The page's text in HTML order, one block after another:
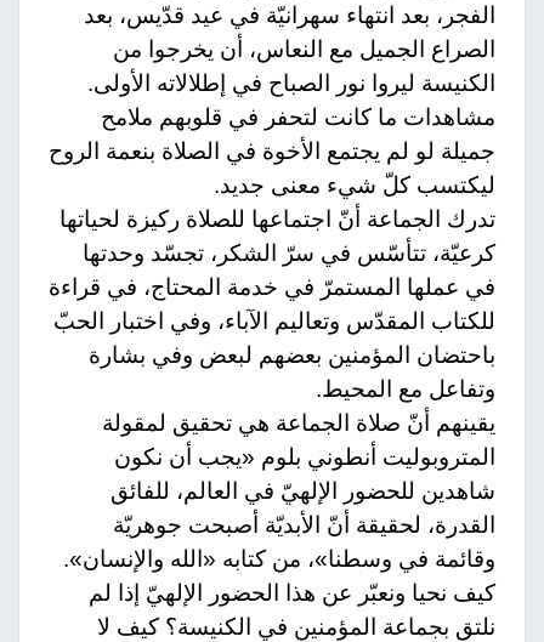
الفجر، بعد انتهاء سهرانيّة في عيد قدّيس، بعد
الصراع الجميل مع النعاس، أن يخرجوا من
الكنيسة ليروا نور الصباح في إطلالاته الأولى.
مشاهدات ما كانت لتحفر في قلوبهم ملامح
جميلة لو لم يجتمع الأخوة في الصلاة بنعمة الروح
ليكتسب كلّ شيء معنى جديد.
تدرك الجماعة أنّ اجتماعها للصلاة ركيزة لحياتها
كرعيّة، تتأسّس في سرّ الشكر، تجسّد وحدتها
في عملها المستمرّ في خدمة المحتاج، في قراءة
للكتاب المقدّس وتعاليم الآباء، وفي اختبار الحبّ
باحتضان المؤمنين بعضهم لبعض وفي بشارة
وتفاعل مع المحيط.
يقينهم أنّ صلاة الجماعة هي تحقيق لمقولة
المتروبوليت أنطوني بلوم «يجب أن نكون
شاهدين للحضور الإلهيّ في العالم، للفائق
القدرة، لحقيقة أنّ الأبديّة أصبحت جوهريّة
وقائمة في وسطنا»، من كتابه «الله والإنسان».
كيف نحيا ونعبّر عن هذا الحضور الإلهيّ إذا لم
نلتق بجماعة المؤمنين في الكنيسة؟ كيف لا